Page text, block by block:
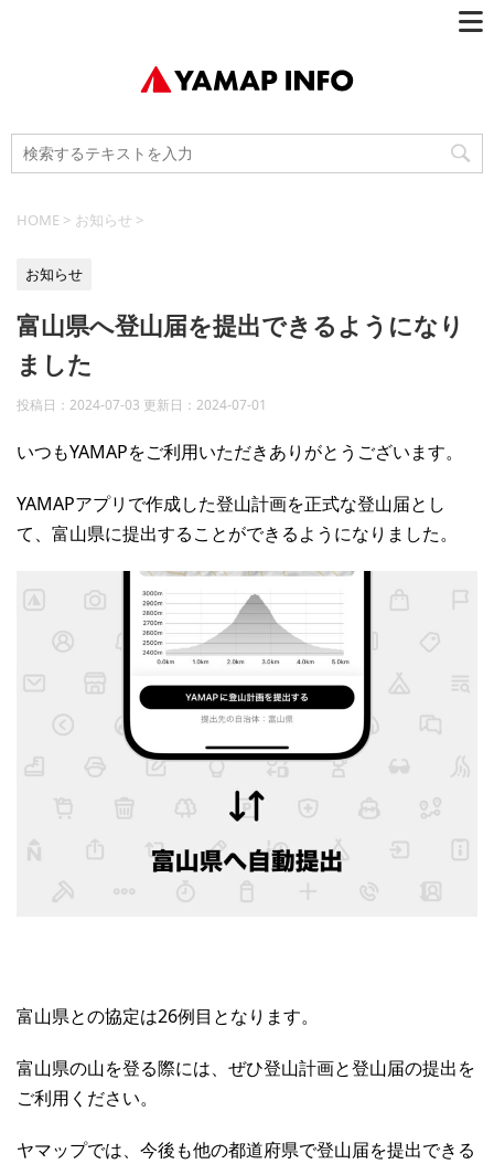
HOME > お知らせ >
お知らせ
富山県へ登山届を提出できるようになり
ました
投稿日：2024-07-03 更新日： 2024-07-01
いつもYAMAPをご利用いただきありがとうございます。
YAMAPアプリで作成した登山計画を正式な登山届とし
て、富山県に提出することができるようになりました。
富山県との協定は26例目となります。
富山県の山を登る際には、ぜひ登山計画と登山届の提出を
ご利用ください。
ヤマップでは、今後も他の都道府県で登山届を提出できる